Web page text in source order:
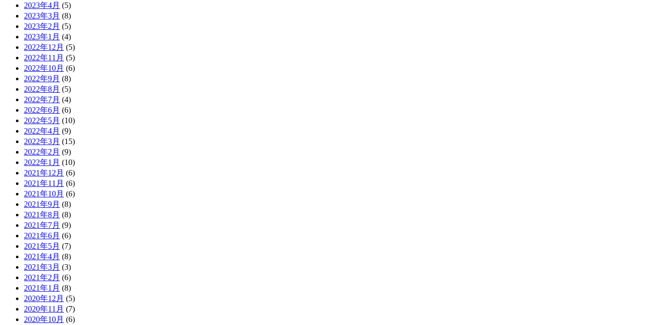
2023年4月 (5)
2023年3月 (8)
2023年2月 (5)
2023年1月 (4)
2022年12月 (5)
2022年11月 (5)
2022年10月 (6)
2022年9月 (8)
2022年8月 (5)
2022年7月 (4)
2022年6月 (6)
2022年5月 (10)
2022年4月 (9)
2022年3月 (15)
2022年2月 (9)
2022年1月 (10)
2021年12月 (6)
2021年11月 (6)
2021年10月 (6)
2021年9月 (8)
2021年8月 (8)
2021年7月 (9)
2021年6月 (6)
2021年5月 (7)
2021年4月 (8)
2021年3月 (3)
2021年2月 (6)
2021年1月 (8)
2020年12月 (5)
2020年11月 (7)
2020年10月 (6)